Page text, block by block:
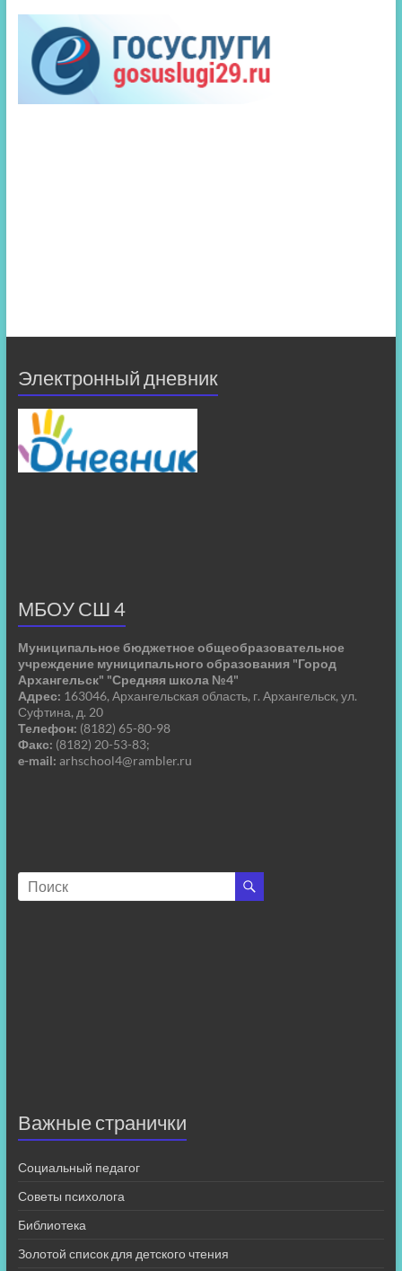
Электронный дневник
МБОУ СШ 4
Муниципальное бюджетное общеобразовательное
учреждение муниципального образования "Город
Архангельск" "Средняя школа №4"
Адрес: 163046, Архангельская область, г. Архангельск, ул.
Суфтина, д. 20
Телефон: (8182) 65-80-98
Факс: (8182) 20-53-83;
e-mail: arhschool4@rambler.ru
Важные странички
Социальный педагог
Советы психолога
Библиотека
Золотой список для детского чтения